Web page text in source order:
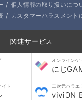
/ 個人情報の取り扱いにつ
/ カスタマーハラスメント
関連サービス
オンラインゲ
にじ
ト 二次元バラエ
viviON